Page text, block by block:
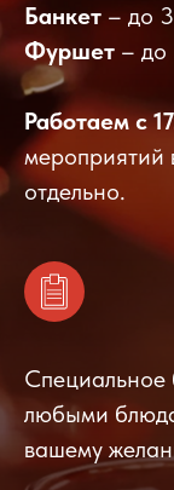
Банкет – до
Фуршет – до
Работаем с
мероприятий
отдельно.
Специальное
любыми
вашему